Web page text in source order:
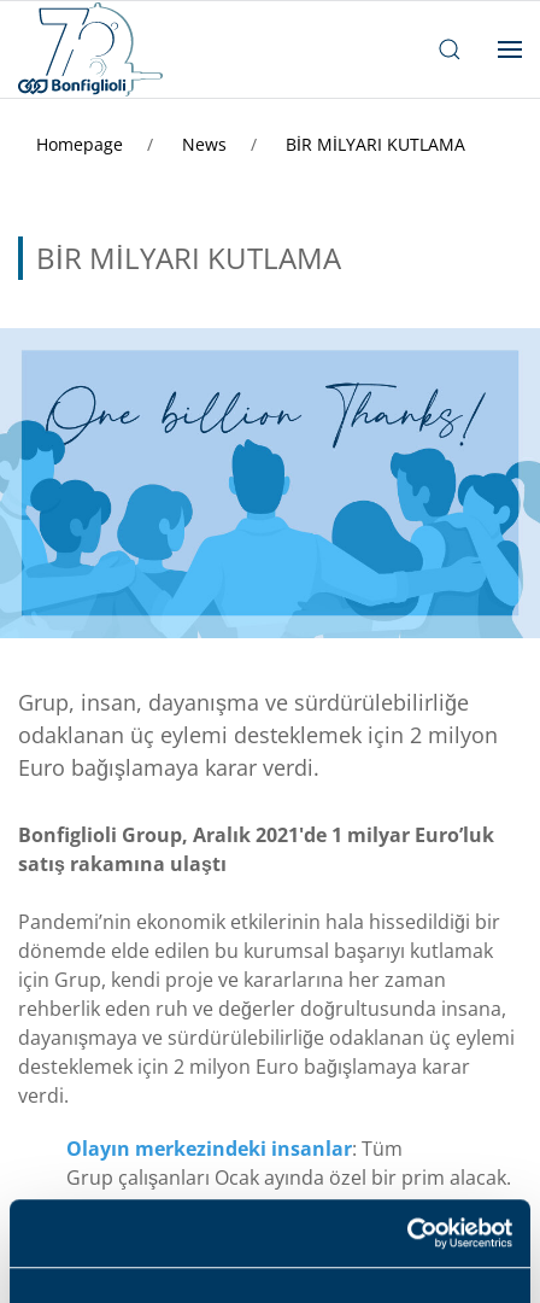
Homepage News BİR MİLYARI KUTLAMA
BİR MİLYARI KUTLAMA
Grup, insan, dayanışma ve sürdürülebilirliğe
odaklanan üç eylemi desteklemek için 2 milyon
Euro bağışlamaya karar verdi.
Bonfiglioli Group, Aralık 2021'de 1 milyar Euro’luk
satış rakamına ulaştı
Pandemi’nin ekonomik etkilerinin hala hissedildiği bir
dönemde elde edilen bu kurumsal başarıyı kutlamak
için Grup, kendi proje ve kararlarına her zaman
rehberlik eden ruh ve değerler doğrultusunda insana,
dayanışmaya ve sürdürülebilirliğe odaklanan üç eylemi
desteklemek için 2 milyon Euro bağışlamaya karar
verdi.
Olayın merkezindeki insanlar: Tüm
Grup çalışanları Ocak ayında özel bir prim alacak.
Gezegene oksijen